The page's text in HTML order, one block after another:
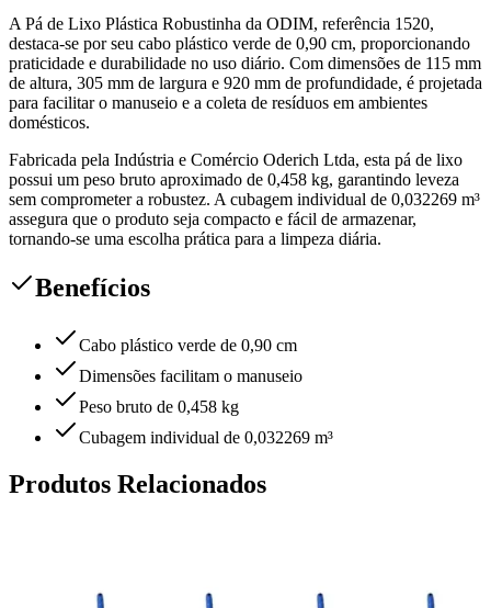
A Pá de Lixo Plástica Robustinha da ODIM, referência 1520,
destaca-se por seu cabo plástico verde de 0,90 cm, proporcionando
praticidade e durabilidade no uso diário. Com dimensões de 115 mm
de altura, 305 mm de largura e 920 mm de profundidade, é projetada
para facilitar o manuseio e a coleta de resíduos em ambientes
domésticos.
Fabricada pela Indústria e Comércio Oderich Ltda, esta pá de lixo
possui um peso bruto aproximado de 0,458 kg, garantindo leveza
sem comprometer a robustez. A cubagem individual de 0,032269 m³
assegura que o produto seja compacto e fácil de armazenar,
tornando-se uma escolha prática para a limpeza diária.
Benefícios
Cabo plástico verde de 0,90 cm
Dimensões facilitam o manuseio
Peso bruto de 0,458 kg
Cubagem individual de 0,032269 m³
Produtos Relacionados